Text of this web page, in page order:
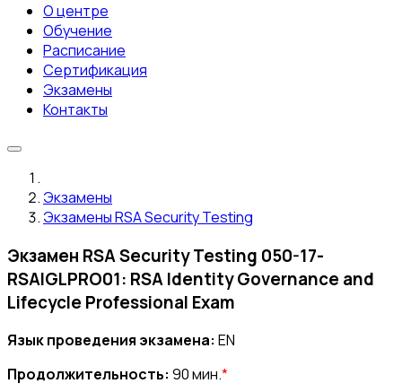
О центре
Обучение
Расписание
Сертификация
Экзамены
Контакты
Экзамены
Экзамены RSA Security Testing
Экзамен RSA Security Testing 050-17-
RSAIGLPRO01: RSA Identity Governance and
Lifecycle Professional Exam
Язык проведения экзамена: EN
Продолжительность: 90 мин.*